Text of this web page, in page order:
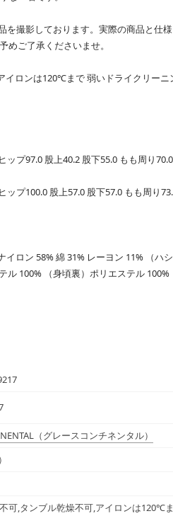
撮影しております。実際の商品と仕
めご了承くださいませ。
イロンは120℃まで 弱いドライクリーニ
ップ97.0 股上40.2 股下55.0 もも周り
ップ100.0 股上57.0 股下57.0 もも周り
ロン 58% 綿 31% レーヨン 11% （ハシ
ル 100% （身頃裏）ポリエステル 100%
（グレースコンチネンタル）
可,タンブル乾燥不可,アイロンは120℃